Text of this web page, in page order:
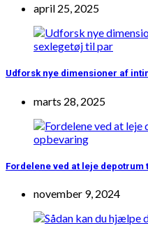
april 25, 2025
Udforsk nye dimensioner af
marts 28, 2025
Fordelene ved at leje
november 9, 2024